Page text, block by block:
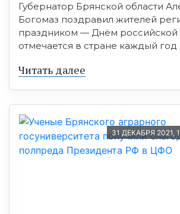
Губернатор Брянской области
Богомаз поздравил жителей
праздником — Днём российской
отмечается в стране каждый
Читать далее
31 ДЕКАБРЯ 2021,